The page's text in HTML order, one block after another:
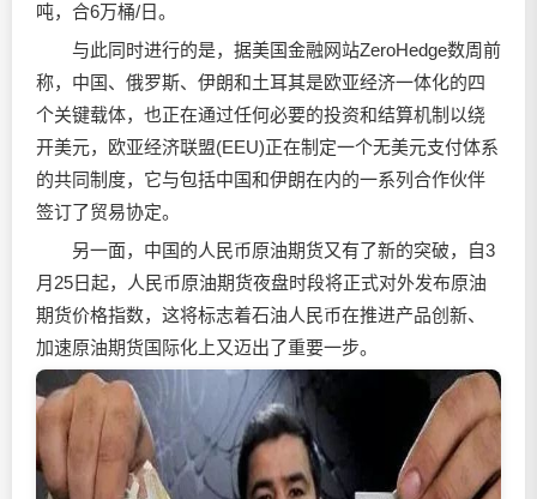
吨，合6万桶/日。
与此同时进行的是，据美国金融网站ZeroHedge数周前
称，中国、俄罗斯、伊朗和土耳其是欧亚经济一体化的四
个关键载体，也正在通过任何必要的投资和结算机制以绕
开美元，欧亚经济联盟(EEU)正在制定一个无美元支付体系
的共同制度，它与包括中国和伊朗在内的一系列合作伙伴
签订了贸易协定。
另一面，中国的人民币原油期货又有了新的突破，自3
月25日起，人民币原油期货夜盘时段将正式对外发布原油
期货价格指数，这将标志着石油人民币在推进产品创新、
加速原油期货国际化上又迈出了重要一步。